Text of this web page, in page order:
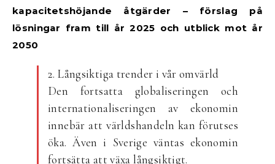
kapacitetshöjande åtgärder – förslag på
lösningar fram till år 2025 och utblick mot år
2050
2. Långsiktiga trender i vår omvärld
Den fortsatta globaliseringen och
internationaliseringen av ekonomin
innebär att världshandeln kan förutses
öka. Även i Sverige väntas ekonomin
fortsätta att växa långsiktigt.